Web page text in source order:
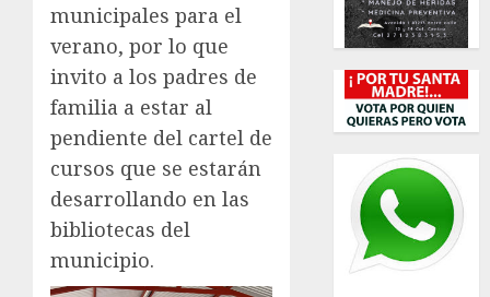
municipales para el
verano, por lo que
invito a los padres de
familia a estar al
pendiente del cartel de
cursos que se estarán
desarrollando en las
bibliotecas del
municipio.